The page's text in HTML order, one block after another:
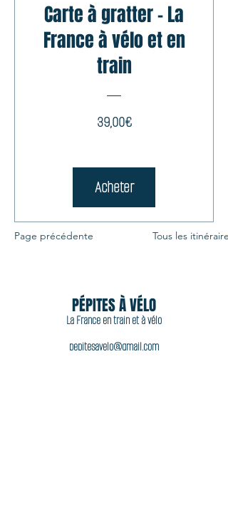
Carte à gratter - La
France à vélo et en
train
39,00€Prix
Acheter
Page précédente Tous les itinéraires
PÉPITES À VÉLO
La France en train et à vélo
pepitesavelo@gmail.com